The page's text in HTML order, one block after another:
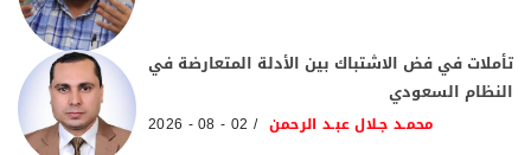
تأملات في فض الاشتباك بين الأدلة المتعارضة في
النظام السعودي
محمـد جـلال عبـد الرحمن 02 - 08 - 2026